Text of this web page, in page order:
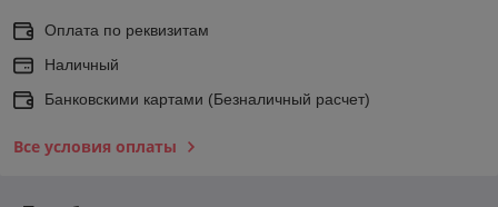
Оплата по реквизитам
Наличный
Банковскими картами (Безналичный расчет)
Все условия оплаты